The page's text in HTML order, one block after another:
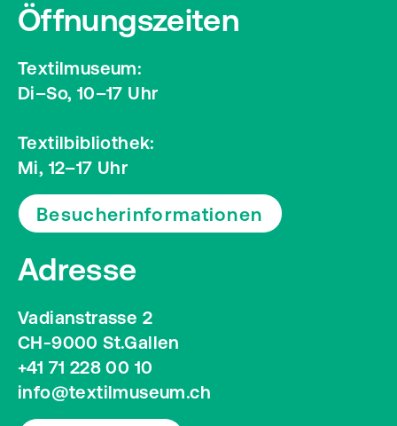
Öffnungszeiten
Textilmuseum:
Di–So, 10–17 Uhr
Textilbibliothek:
Mi, 12–17 Uhr
Besucherinformationen
Adresse
Vadianstrasse 2
CH-9000 St.Gallen
+41 71 228 00 10
info@textilmuseum.ch